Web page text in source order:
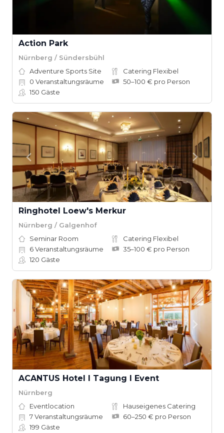
Action Park
Nürnberg / Sündersbühl
Adventure Sports Site
Catering Flexibel
0 Veranstaltungsräume
50–100 € pro Person
150 Gäste
Ringhotel Loew's Merkur
Nürnberg / Galgenhof
Seminar Room
Catering Flexibel
6Veranstaltungsräume
35–100 € pro Person
120 Gäste
ACANTUS Hotel I Tagung I Event
Nürnberg
Eventlocation
Hauseigenes Catering
7Veranstaltungsräume
60–250 € pro Person
199 Gäste